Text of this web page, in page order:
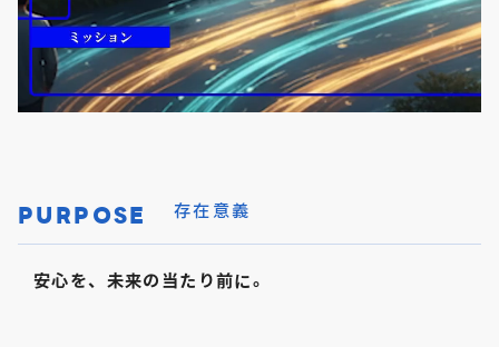
PURPOSE 存在意義
安心を、未来の当たり前に。